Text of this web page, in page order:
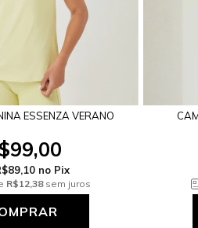
ESSENZA VERANO
no Pix
R$12,38sem juros